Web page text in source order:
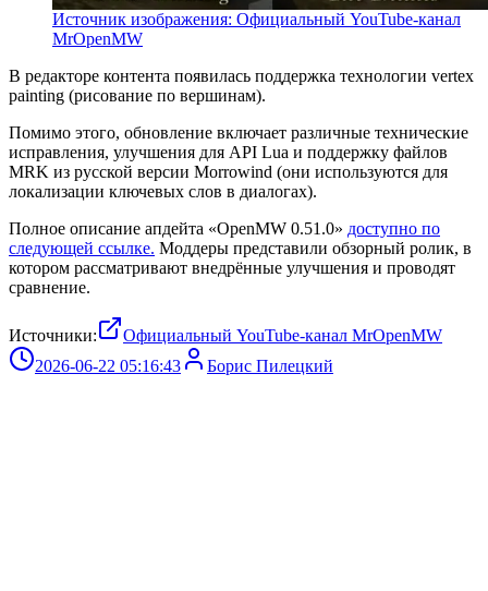
Источник изображения: Официальный YouTube-канал
MrOpenMW
В редакторе контента появилась поддержка технологии vertex
painting (рисование по вершинам).
Помимо этого, обновление включает различные технические
исправления, улучшения для API Lua и поддержку файлов
MRK из русской версии Morrowind (они используются для
локализации ключевых слов в диалогах).
Полное описание апдейта «OpenMW 0.51.0» доступно по
следующей ссылке. Моддеры представили обзорный ролик, в
котором рассматривают внедрённые улучшения и проводят
сравнение.
Источники:
Официальный YouTube-канал MrOpenMW
2026-06-22 05:16:43
Борис Пилецкий